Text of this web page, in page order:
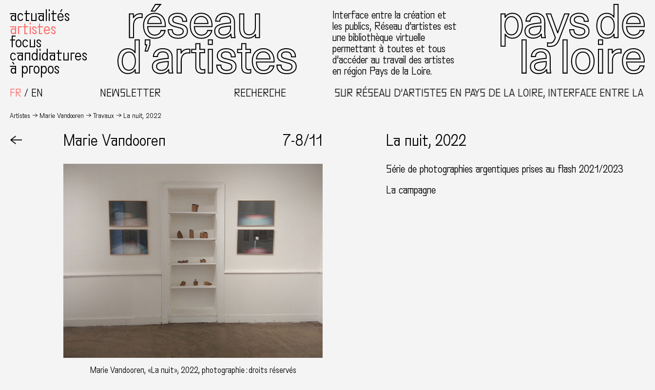
actualités
artistes
focus
candidatures
à propos
Interface entre la création et
les publics, Réseau d’artistes est
une bibliothèque virtuelle
permettant à toutes et tous
d’accéder au travail des artistes
en région Pays de la Loire.
FR
EN NEWSLETTER RECHERCHE
BIENVENUE SUR RÉSEAU D’ARTISTES EN PAYS DE LA LOIRE, INTERFACE ENTRE LA
Artistes Marie Vandooren Travaux La nuit, 2022
← Marie Vandooren 7-8/11
Marie Vandooren, «La nuit», 2022, photographie : droits réservés
La nuit, 2022
Série de photographies argentiques prises au flash 2021/2023
La campagne